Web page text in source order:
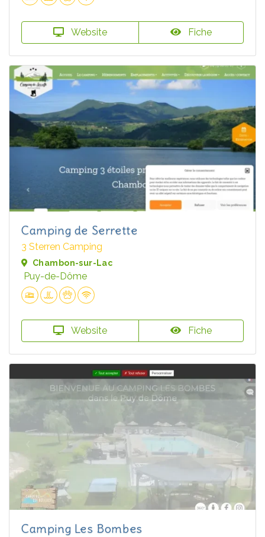
Website Fiche
Camping de Serrette
3 Sterren Camping
Chambon-sur-Lac
Puy-de-Dôme
Website Fiche
Camping Les Bombes